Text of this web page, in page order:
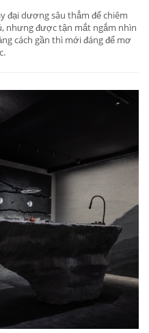
đại dương sâu thẳm để chiêm
nhưng được tận mắt ngắm nhìn
cách gần thì mới đáng để mơ